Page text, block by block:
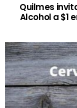
Quilmes
Alcohol a $1